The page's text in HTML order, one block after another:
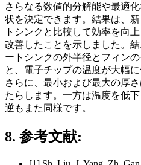
さらなる数値的分解能や最適
状を決定できます。結果は、
トシンクと比較して効率を向
改善したことを示しました。
ートシンクの外半径とフィン
と、電子チップの温度が大幅
さらに、最小および最大の厚
たらします。一方は温度を低
逆もまた同様です。
8. 参考文献: